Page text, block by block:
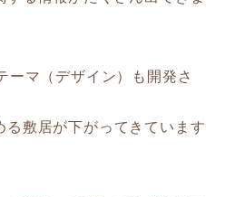
ーマ（デザイン）も開発さ
敷居が下がってきています